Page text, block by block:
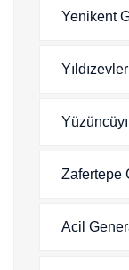
Yenikent
Zafertepe
Acil